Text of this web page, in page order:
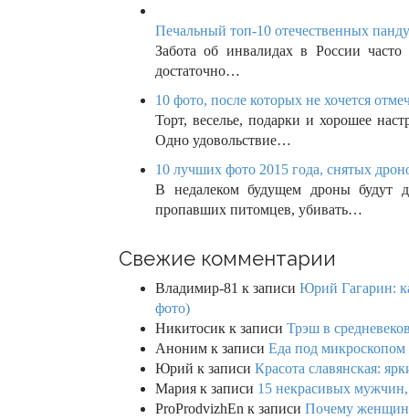
Печальный топ-10 отечественных
Забота об инвалидах в России
достаточно…
10 фото, после которых не хочется
Торт, веселье, подарки и хорошее
Одно удовольствие…
10 лучших фото 2015 года, снятых
В недалеком будущем дроны будут
пропавших питомцев, убивать…
Свежие комментарии
Владимир-81 к записи Юрий Гагарин:
фото)
Никитосик к записи Трэш в
Аноним к записи Еда под микроскопом
Юрий к записи Красота славянская:
Мария к записи 15 некрасивых
ProProdvizhEn к записи Почему